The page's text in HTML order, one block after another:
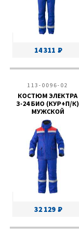
14 311
113-0096-02
КОСТЮМ ЭЛЕКТРА
З-24 БИО (КУР+П/К)
МУЖСКОЙ
32 129